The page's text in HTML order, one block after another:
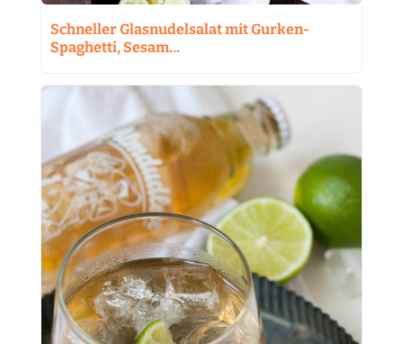
Schneller Glasnudelsalat mit Gurken-
Spaghetti, Sesam…